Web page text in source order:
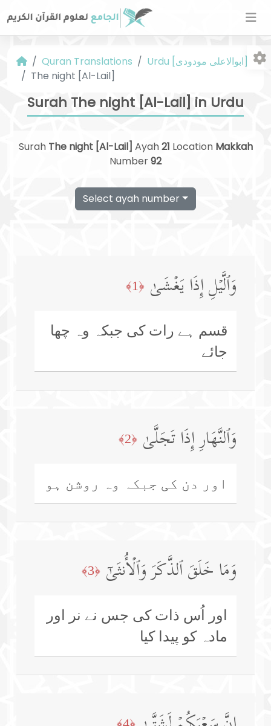
Quran Translations
Urdu [ابوالاعلی مودودی]
The night [Al-Lail]
Surah The night [Al-Lail] in Urdu
Surah The night [Al-Lail] Ayah21 Location Makkah
Number92
Select ayah number
وَٱلَّیۡلِ إِذَا یَغۡشَىٰ ﴿1﴾
قسم ہے رات کی جبکہ وہ چھا
جائے
وَٱلنَّهَارِ إِذَا تَجَلَّىٰ ﴿2﴾
اور دن کی جبکہ وہ روشن ہو
وَمَا خَلَقَ ٱلذَّكَرَ وَٱلۡأُنثَىٰۤ ﴿3﴾
اور اُس ذات کی جس نے نر اور
مادہ کو پیدا کیا